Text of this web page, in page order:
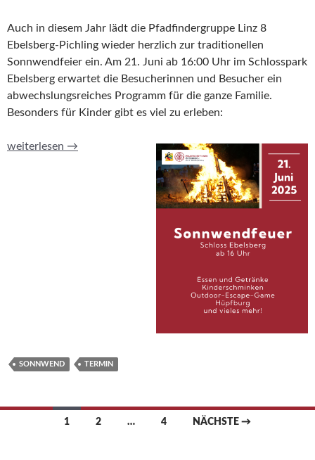
Auch in diesem Jahr lädt die Pfadfindergruppe Linz 8
Ebelsberg-Pichling wieder herzlich zur traditionellen
Sonnwendfeier ein. Am 21. Juni ab 16:00 Uhr im Schlosspark
Ebelsberg erwartet die Besucherinnen und Besucher ein
abwechslungsreiches Programm für die ganze Familie.
Besonders für Kinder gibt es viel zu erleben:
Sonnwendfeuer 2025
weiterlesen →
SONNWEND TERMIN
Beitragsnavigation
1 2 … 4 NÄCHSTE →